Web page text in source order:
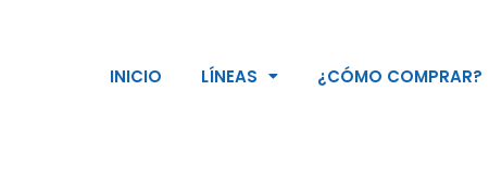
INICIO LÍNEAS ¿CÓMO COMPRAR?